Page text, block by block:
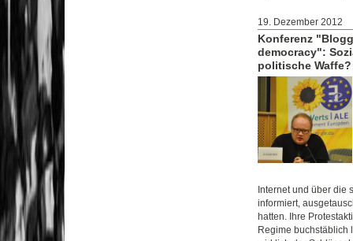
19. Dezember 2012
Konferenz
democracy":
politische Waffe?
Internet und über die
informiert,
hatten. Ihre
Regime buchstäblich